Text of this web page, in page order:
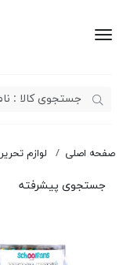
صفحه اصلی لوازم تحریر
جستجوی پیشرفته